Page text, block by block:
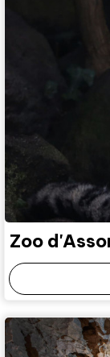
Zoo